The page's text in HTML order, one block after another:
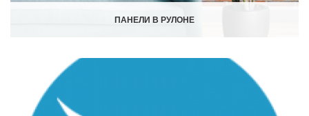
ПАНЕЛИ В РУЛОНЕ